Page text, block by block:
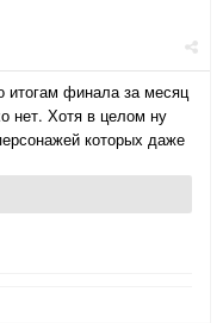
итогам финала за месяц
нет. Хотя в целом ну
которых даже
открыла жизнь но
со святящимися